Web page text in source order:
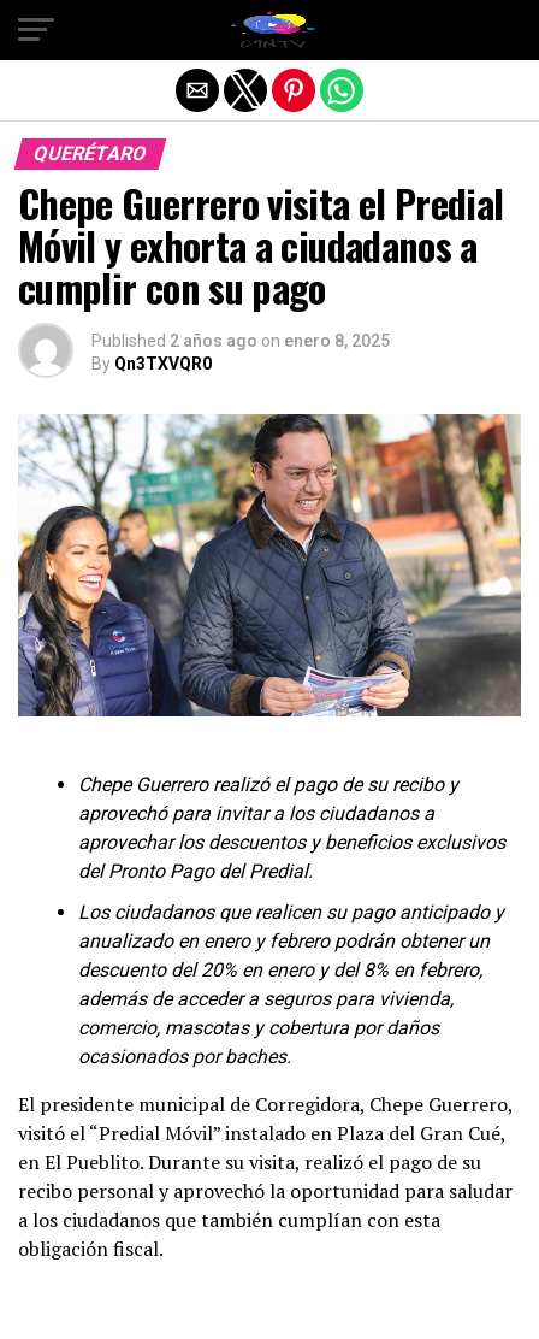
QUERÉTARO
Chepe Guerrero visita el Predial
Móvil y exhorta a ciudadanos a
cumplir con su pago
Published 2 años ago on enero 8, 2025
By Qn3TXVQR0
Chepe Guerrero realizó el pago de su recibo y
aprovechó para invitar a los ciudadanos a
aprovechar los descuentos y beneficios exclusivos
del Pronto Pago del Predial.
Los ciudadanos que realicen su pago anticipado y
anualizado en enero y febrero podrán obtener un
descuento del 20% en enero y del 8% en febrero,
además de acceder a seguros para vivienda,
comercio, mascotas y cobertura por daños
ocasionados por baches.
El presidente municipal de Corregidora, Chepe Guerrero,
visitó el “Predial Móvil” instalado en Plaza del Gran Cué,
en El Pueblito. Durante su visita, realizó el pago de su
recibo personal y aprovechó la oportunidad para saludar
a los ciudadanos que también cumplían con esta
obligación fiscal.
Salir de la versión móvil